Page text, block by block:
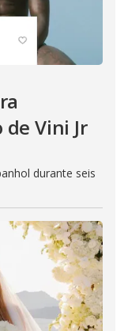
Vini Jr
durante seis